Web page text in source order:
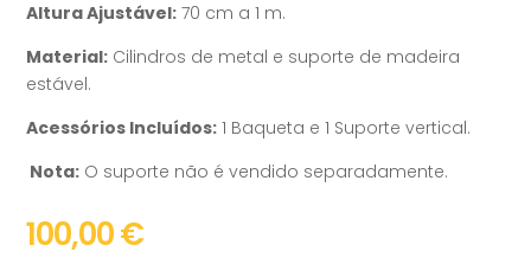
Altura Ajustável: 70 cm a 1 m.
Material: Cilindros de metal e suporte de madeira
estável.
Acessórios Incluídos: 1 Baqueta e 1 Suporte vertical.
Nota: O suporte não é vendido separadamente.
100,00€